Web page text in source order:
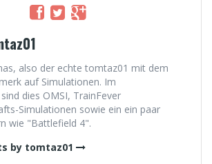
also der echte tomtaz01 mit dem
auf Simulationen. Im
dies OMSI, TrainFever
Simulationen sowie ein ein paar
wie "Battlefield 4".
by tomtaz01